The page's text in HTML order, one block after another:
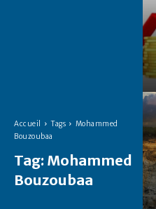
Accueil Tags
Mohammed
Bouzoubaa
Tag: Mohammed
Bouzoubaa